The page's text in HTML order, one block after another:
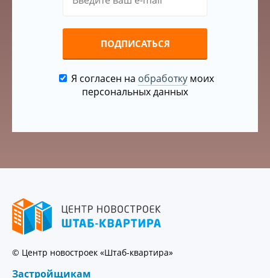
ПОДПИСАТЬСЯ
Я согласен на обработкумоих
персональных данных
© Центр новостроек «Штаб-квартира»
Застройщикам